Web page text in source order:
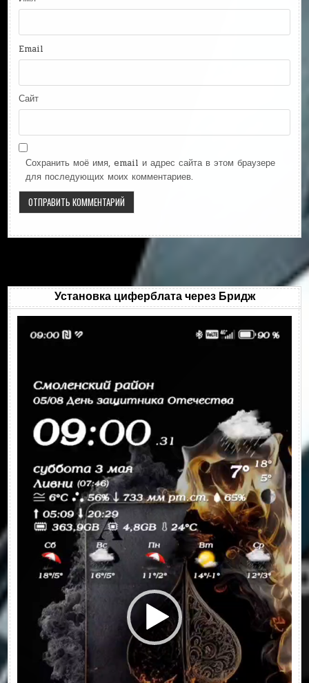
Email
Сайт
Сохранить моё имя, email и адрес сайта в этом браузере
для последующих моих комментариев.
Установка циферблата через Бридж